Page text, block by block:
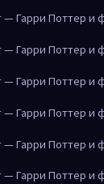
— Гарри Поттер и
— Гарри Поттер и
— Гарри Поттер и
— Гарри Поттер и
— Гарри Поттер и
— Гарри Поттер и